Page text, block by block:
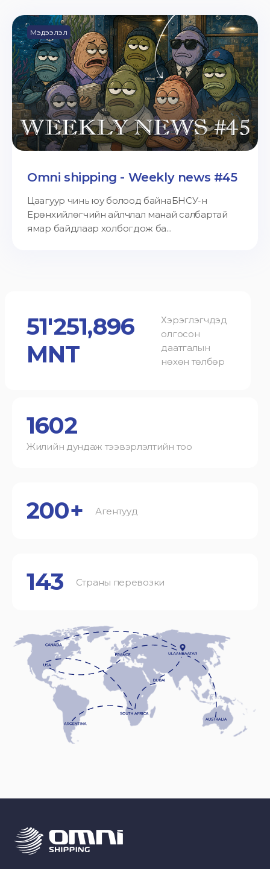
Мэдээлэл
Omni shipping - Weekly news #45
Цаагуур чинь юу болоод байнаБНСУ-н
Ерөнхийлөгчийн айлчлал манай салбартай
ямар байдлаар холбогдож ба...
51'251,896
MNT
Хэрэглэгчдэд
олгосон
даатгалын
нөхөн төлбөр
1602
Жилийн дундаж тээвэрлэлтийн тоо
200+ Агентууд
143 Страны перевозки